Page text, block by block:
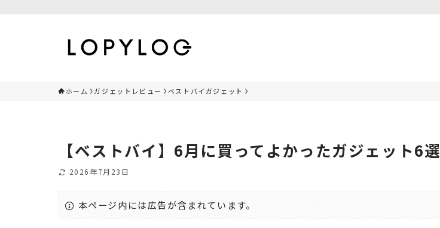
ホーム ガジェットレビュー ベストバイガジェット
【ベストバイ】6月に買ってよかったガジェット6選
2026年7月23日
本ページ内には広告が含まれています。